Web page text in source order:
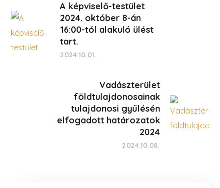
A képviselő-testület
2024. október 8-án
16:00-tól alakuló ülést
tart.
2024.10.01.
Vadászterület
földtulajdonosainak
tulajdonosi gyűlésén
elfogadott határozatok
2024
2024.10.08.